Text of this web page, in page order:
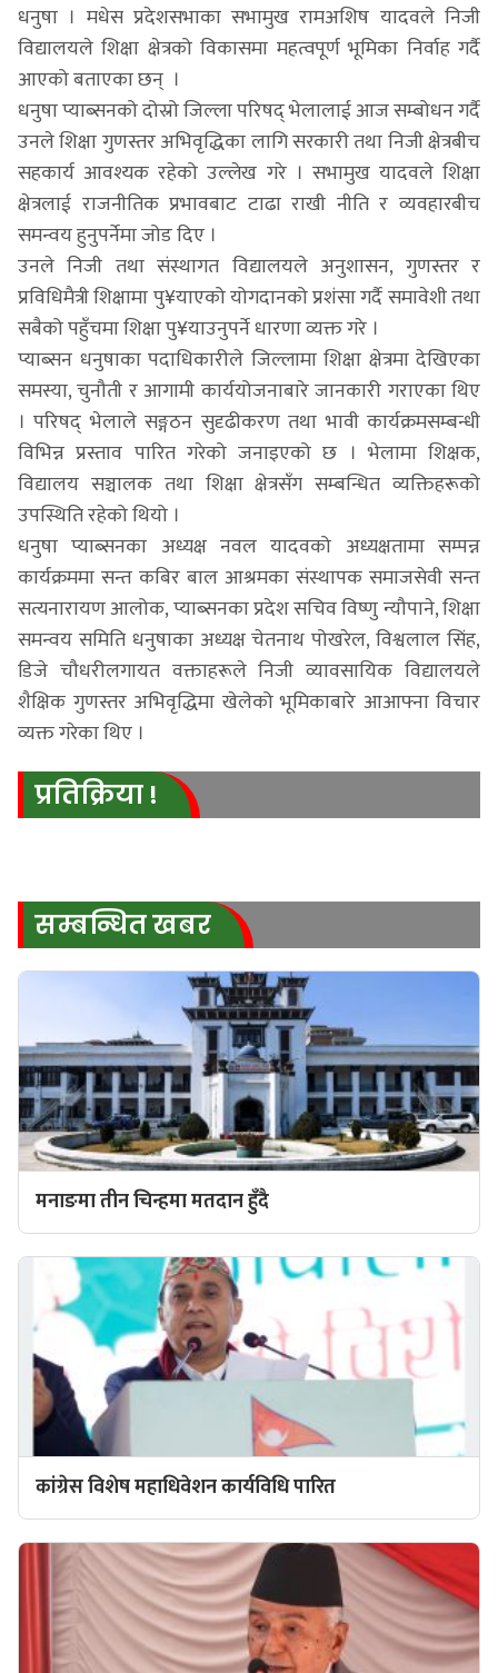
धनुषा । मधेस प्रदेशसभाका सभामुख रामअशिष यादवले निजी
विद्यालयले शिक्षा क्षेत्रको विकासमा महत्वपूर्ण भूमिका निर्वाह गर्दै
आएको बताएका छन् ।
धनुषा प्याब्सनको दोस्रो जिल्ला परिषद् भेलालाई आज सम्बोधन गर्दै
उनले शिक्षा गुणस्तर अभिवृद्धिका लागि सरकारी तथा निजी क्षेत्रबीच
सहकार्य आवश्यक रहेको उल्लेख गरे । सभामुख यादवले शिक्षा
क्षेत्रलाई राजनीतिक प्रभावबाट टाढा राखी नीति र व्यवहारबीच
समन्वय हुनुपर्नेमा जोड दिए ।
उनले निजी तथा संस्थागत विद्यालयले अनुशासन, गुणस्तर र
प्रविधिमैत्री शिक्षामा पु¥याएको योगदानको प्रशंसा गर्दै समावेशी तथा
सबैको पहुँचमा शिक्षा पु¥याउनुपर्ने धारणा व्यक्त गरे ।
प्याब्सन धनुषाका पदाधिकारीले जिल्लामा शिक्षा क्षेत्रमा देखिएका
समस्या, चुनौती र आगामी कार्ययोजनाबारे जानकारी गराएका थिए
। परिषद् भेलाले सङ्गठन सुदृढीकरण तथा भावी कार्यक्रमसम्बन्धी
विभिन्न प्रस्ताव पारित गरेको जनाइएको छ । भेलामा शिक्षक,
विद्यालय सञ्चालक तथा शिक्षा क्षेत्रसँग सम्बन्धित व्यक्तिहरूको
उपस्थिति रहेको थियो ।
धनुषा प्याब्सनका अध्यक्ष नवल यादवको अध्यक्षतामा सम्पन्न
कार्यक्रममा सन्त कबिर बाल आश्रमका संस्थापक समाजसेवी सन्त
सत्यनारायण आलोक, प्याब्सनका प्रदेश सचिव विष्णु न्यौपाने, शिक्षा
समन्वय समिति धनुषाका अध्यक्ष चेतनाथ पोखरेल, विश्वलाल सिंह,
डिजे चौधरीलगायत वक्ताहरूले निजी व्यावसायिक विद्यालयले
शैक्षिक गुणस्तर अभिवृद्धिमा खेलेको भूमिकाबारे आआफ्ना विचार
व्यक्त गरेका थिए ।
प्रतिक्रिया !
सम्बन्धित खबर
मनाङमा तीन चिन्हमा मतदान हुँदै
कांग्रेस विशेष महाधिवेशन कार्यविधि पारित